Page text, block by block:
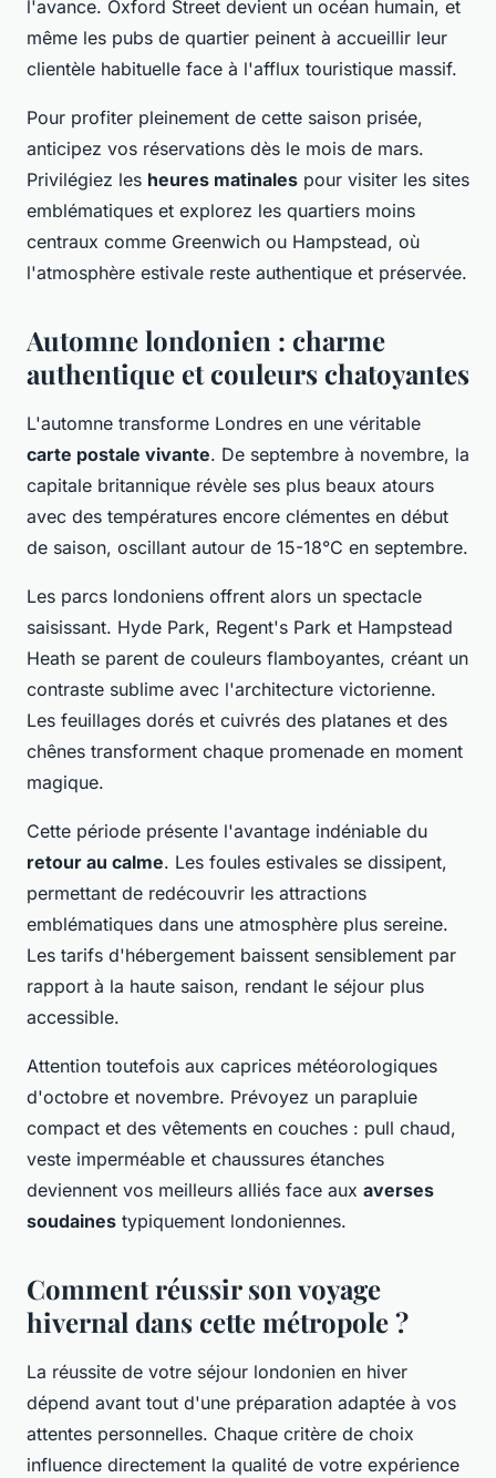
l'avance. Oxford Street devient un océan humain, et
même les pubs de quartier peinent à accueillir leur
clientèle habituelle face à l'afflux touristique massif.
Pour profiter pleinement de cette saison prisée,
anticipez vos réservations dès le mois de mars.
Privilégiez les heures matinales pour visiter les sites
emblématiques et explorez les quartiers moins
centraux comme Greenwich ou Hampstead, où
l'atmosphère estivale reste authentique et préservée.
Automne londonien : charme
authentique et couleurs chatoyantes
L'automne transforme Londres en une véritable
carte postale vivante. De septembre à novembre, la
capitale britannique révèle ses plus beaux atours
avec des températures encore clémentes en début
de saison, oscillant autour de 15-18°C en septembre.
Les parcs londoniens offrent alors un spectacle
saisissant. Hyde Park, Regent's Park et Hampstead
Heath se parent de couleurs flamboyantes, créant un
contraste sublime avec l'architecture victorienne.
Les feuillages dorés et cuivrés des platanes et des
chênes transforment chaque promenade en moment
magique.
Cette période présente l'avantage indéniable du
retour au calme. Les foules estivales se dissipent,
permettant de redécouvrir les attractions
emblématiques dans une atmosphère plus sereine.
Les tarifs d'hébergement baissent sensiblement par
rapport à la haute saison, rendant le séjour plus
accessible.
Attention toutefois aux caprices météorologiques
d'octobre et novembre. Prévoyez un parapluie
compact et des vêtements en couches : pull chaud,
veste imperméable et chaussures étanches
deviennent vos meilleurs alliés face aux averses
soudaines typiquement londoniennes.
Comment réussir son voyage
hivernal dans cette métropole ?
La réussite de votre séjour londonien en hiver
dépend avant tout d'une préparation adaptée à vos
attentes personnelles. Chaque critère de choix
influence directement la qualité de votre expérience